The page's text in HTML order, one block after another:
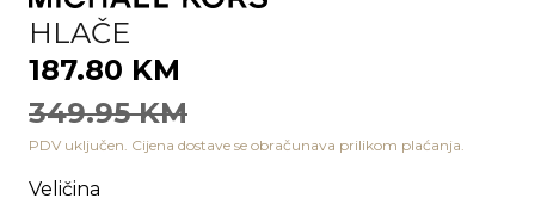
HLAČE
187.80 KM
349.95 KM
PDV uključen. Cijena dostave se obračunava prilikom plaćanja.
Veličina